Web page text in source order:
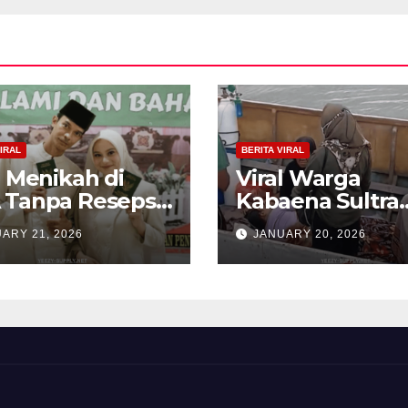
Menikah di
Tanpa Resepsi,
Estetik
Ini Bikin
21, 2026
BERITA VIRAL
Viral Warga
Kabaena Sultra
Sewa Kapal Rp 3
Juta Demi
ke RS
JANUARY 20, 2026